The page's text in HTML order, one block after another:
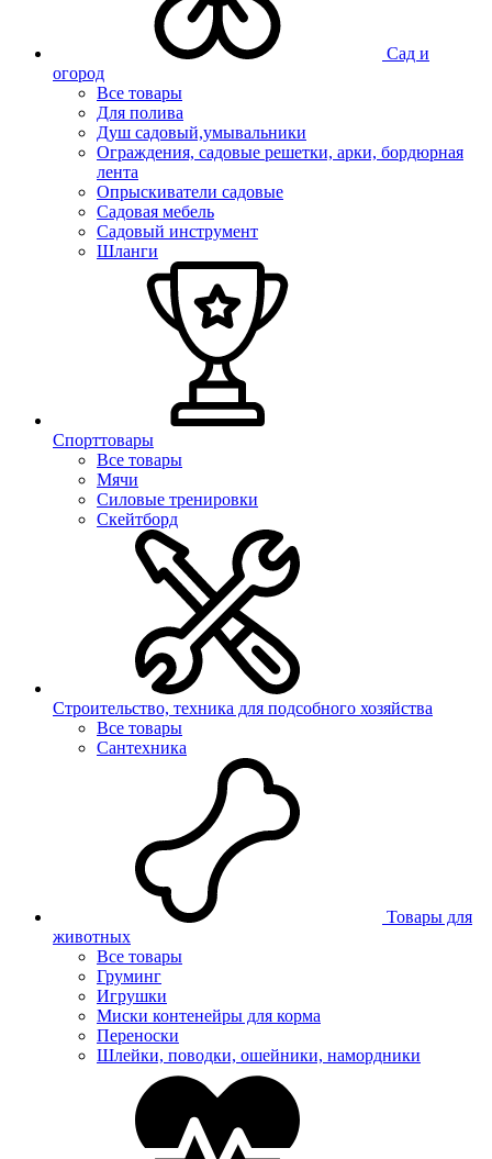
Сад и
огород
Все товары
Для полива
Душ садовый,умывальники
Ограждения, садовые решетки, арки, бордюрная
лента
Опрыскиватели садовые
Садовая мебель
Садовый инструмент
Шланги
Спорттовары
Все товары
Мячи
Силовые тренировки
Скейтборд
Строительство, техника для подсобного хозяйства
Все товары
Сантехника
Товары для
животных
Все товары
Груминг
Игрушки
Миски контенейры для корма
Переноски
Шлейки, поводки, ошейники, намордники